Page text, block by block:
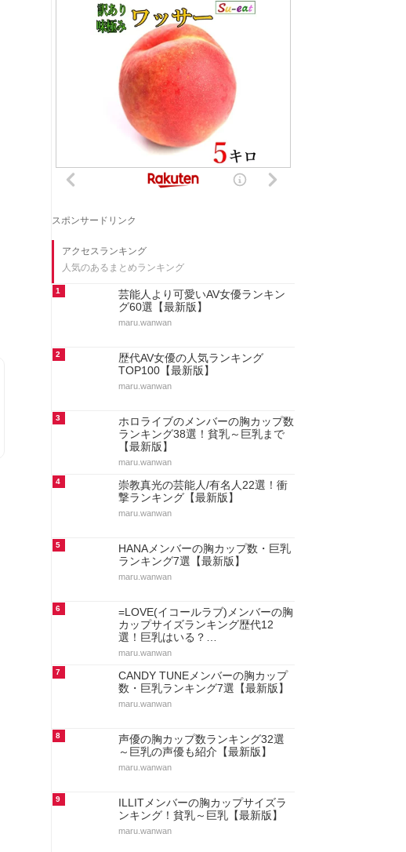
スポンサードリンク
アクセスランキング
人気のあるまとめランキング
1
芸能人より可愛いAV女優ランキン
グ60選【最新版】
maru.wanwan
2
歴代AV女優の人気ランキング
TOP100【最新版】
maru.wanwan
3
ホロライブのメンバーの胸カップ数
ランキング38選！貧乳～巨乳まで
【最新版】
maru.wanwan
4
崇教真光の芸能人/有名人22選！衝
撃ランキング【最新版】
maru.wanwan
5
HANAメンバーの胸カップ数・巨乳
ランキング7選【最新版】
maru.wanwan
6
=LOVE(イコールラブ)メンバーの胸
カップサイズランキング歴代12
選！巨乳はいる？…
maru.wanwan
7
CANDY TUNEメンバーの胸カップ
数・巨乳ランキング7選【最新版】
maru.wanwan
8
声優の胸カップ数ランキング32選
～巨乳の声優も紹介【最新版】
maru.wanwan
9
ILLITメンバーの胸カップサイズラ
ンキング！貧乳～巨乳【最新版】
maru.wanwan